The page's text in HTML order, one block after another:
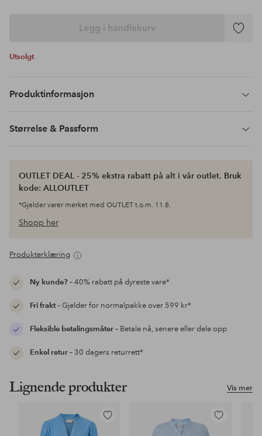
Legg i handlekurv
Legg
Utsolgt
Produktinformasjon
Størrelse & Passform
OUTLET DEAL - 25% ekstra rabatt på alt i vår outlet. Bruk
kode: ALLOUTLET
*Gjelder varer merket med OUTLET t.o.m. 11.8.
Shopp her
Produkterklæring
Ny kunde?– 40% rabatt på dyreste vare*
Fri frakt– Gjelder for normalpakke over 599 kr*
Fleksible betalingsmåter– Betale nå, senere eller dele opp
Enkel retur– 30 dagers returrett*
Vis mer
Lignende produkter
Legg
Legg